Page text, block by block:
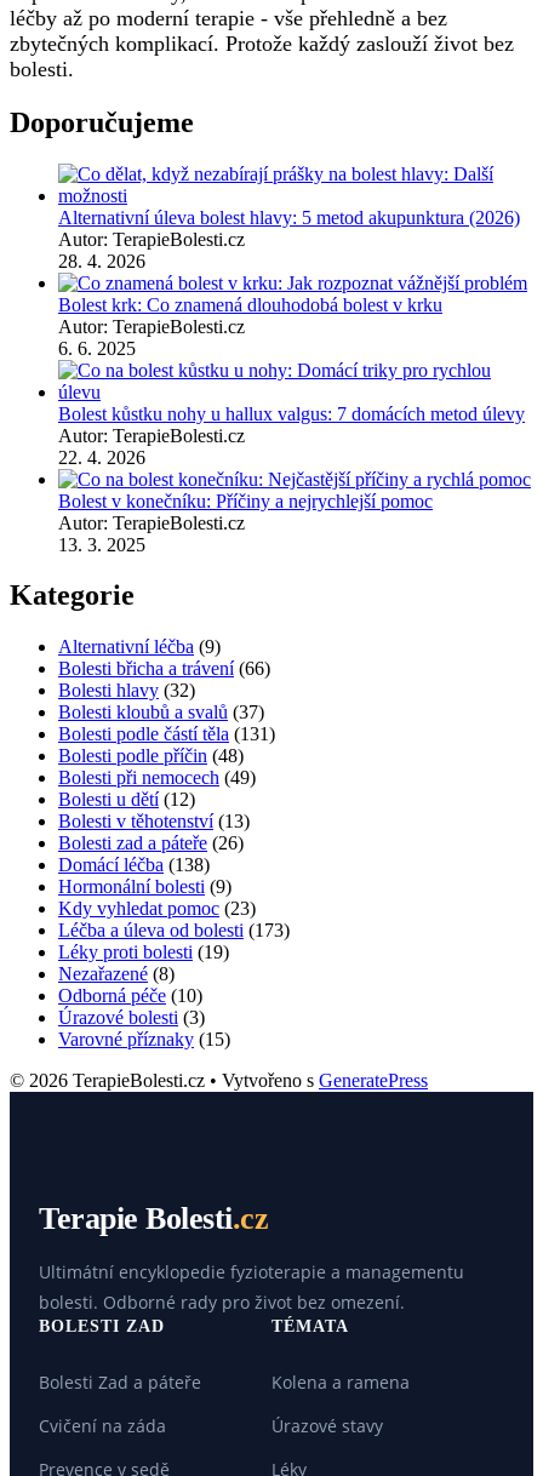
léčby až po moderní terapie - vše přehledně a bez
zbytečných komplikací. Protože každý zaslouží život bez
bolesti.
Doporučujeme
Alternativní úleva bolest hlavy: 5 metod akupunktura (2026)
Autor: TerapieBolesti.cz
28. 4. 2026
Bolest krk: Co znamená dlouhodobá bolest v krku
Autor: TerapieBolesti.cz
6. 6. 2025
Bolest kůstku nohy u hallux valgus: 7 domácích metod úlevy
Autor: TerapieBolesti.cz
22. 4. 2026
Bolest v konečníku: Příčiny a nejrychlejší pomoc
Autor: TerapieBolesti.cz
13. 3. 2025
Kategorie
Alternativní léčba (9)
Bolesti břicha a trávení(66)
Bolesti hlavy (32)
Bolesti kloubů a svalů (37)
Bolesti podle částí těla (131)
Bolesti podle příčin (48)
Bolesti při nemocech (49)
Bolesti u dětí(12)
Bolesti v těhotenství(13)
Bolesti zad a páteře (26)
Domácí léčba (138)
Hormonální bolesti (9)
Kdy vyhledat pomoc (23)
Léčba a úleva od bolesti (173)
Léky proti bolesti (19)
Nezařazené (8)
Odborná péče (10)
Úrazové bolesti (3)
Varovné příznaky (15)
© 2026 TerapieBolesti.cz • Vytvořeno s GeneratePress
Terapie Bolesti.cz
Ultimátní encyklopedie fyzioterapie a managementu
bolesti. Odborné rady pro život bez omezení.
BOLESTI ZAD
Bolesti Zad a páteře
Cvičení na záda
Prevence v sedě
TÉMATA
Kolena a ramena
Úrazové stavy
Léky